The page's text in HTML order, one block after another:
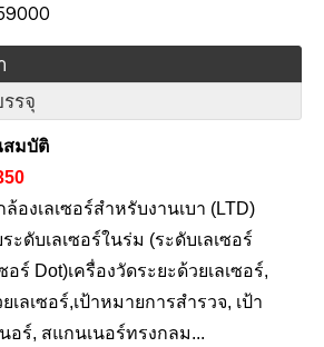
รจุ
มบัติ
องเลเซอร์สำหรับงานเบา (LTD)
ะดับเลเซอร์ในร่ม (ระดับเลเซอร์
อร์ Dot)เครื่องวัดระยะด้วยเลเซอร์,
เลเซอร์,เป้าหมายการสำรวจ, เป้า
อร์, สแกนเนอร์ทรงกลม...